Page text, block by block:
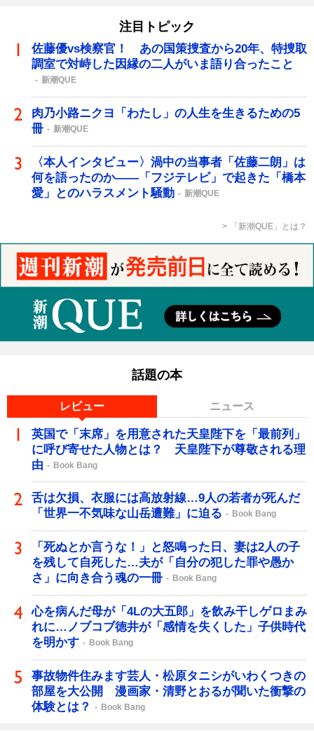
注目トピック
佐藤優vs検察官！ あの国策捜査から20年、特捜取
調室で対峙した因縁の二人がいま語り合ったこと
新潮QUE
肉乃小路ニクヨ「わたし」の人生を生きるための5
冊
新潮QUE
〈本人インタビュー〉渦中の当事者「佐藤二朗」は
何を語ったのか――「フジテレビ」で起きた「橋本
愛」とのハラスメント騒動
新潮QUE
「新潮QUE」とは？
話題の本
レビュー ニュース
英国で「末席」を用意された天皇陛下を「最前列」
に呼び寄せた人物とは？ 天皇陛下が尊敬される理
由
Book Bang
舌は欠損、衣服には高放射線…9人の若者が死んだ
「世界一不気味な山岳遭難」に迫る
Book Bang
「死ぬとか言うな！」と怒鳴った日、妻は2人の子
を残して自死した…夫が「自分の犯した罪や愚か
さ」に向き合う魂の一冊
Book Bang
心を病んだ母が「4Lの大五郎」を飲み干しゲロまみ
れに…ノブコブ徳井が「感情を失くした」子供時代
を明かす
Book Bang
事故物件住みます芸人・松原タニシがいわくつきの
部屋を大公開 漫画家・清野とおるが聞いた衝撃の
体験とは？
Book Bang